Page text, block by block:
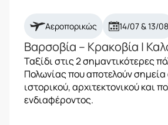
Αεροπορικώς 14/07 & 13/08
Βαρσοβία – Κρακοβία |
Ταξίδι στις 2 σημαντικότερες
Πολωνίας που αποτελούν
ιστορικού, αρχιτεκτονικού και
ενδιαφέροντος.